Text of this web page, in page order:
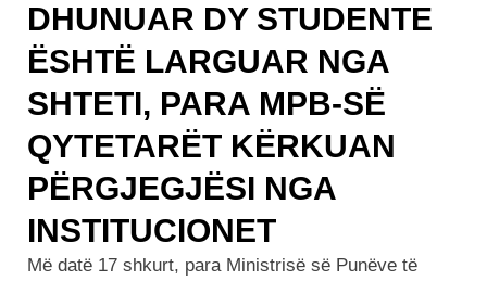
DHUNUAR DY STUDENTE
ËSHTË LARGUAR NGA
SHTETI, PARA MPB-SË
QYTETARËT KËRKUAN
PËRGJEGJËSI NGA
INSTITUCIONET
Më datë 17 shkurt, para Ministrisë së Punëve të